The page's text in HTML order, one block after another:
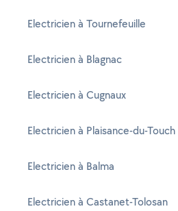
Electricien à Tournefeuille
Electricien à Blagnac
Electricien à Cugnaux
Electricien à Plaisance-du-Touch
Electricien à Balma
Electricien à Castanet-Tolosan